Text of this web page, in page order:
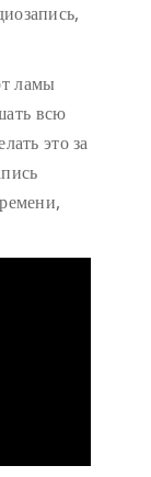
ламы
всю
это за